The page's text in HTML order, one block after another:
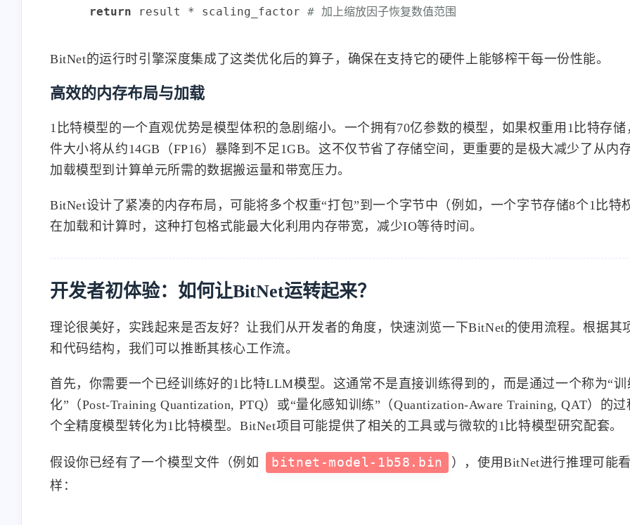
最近评论
stonewu
SSL证书😒</p>
11-13-2025
Ai69 API0 C++2 事件系统 容器
Rust 画符的道友
7 篇 31 篇
四月 2026
26篇
三月 2026
53篇
十二月 2025 十一月 2025
return result * scaling_factor # 加上缩放因子恢复数值范围
BitNet的运行时引擎深度集成了这类优化后的算子，确保在支持它的硬件上能够榨干每一份性能。
高效的内存布局与加载
1比特模型的一个直观优势是模型体积的急剧缩小。一个拥有70亿参数的模型，如果权重用1比特存储
件大小将从约14GB（FP16）暴降到不足1GB。这不仅节省了存储空间，更重要的是极大减少了从内
加载模型到计算单元所需的数据搬运量和带宽压力。
BitNet设计了紧凑的内存布局，可能将多个权重“打包”到一个字节中（例如，一个字节存储8个1比特
在加载和计算时，这种打包格式能最大化利用内存带宽，减少IO等待时间。
开发者初体验：如何让BitNet运转起来？
理论很美好，实践起来是否友好？让我们从开发者的角度，快速浏览一下BitNet的使用流程。根据其
和代码结构，我们可以推断其核心工作流。
首先，你需要一个已经训练好的1比特LLM模型。这通常不是直接训练得到的，而是通过一个称为“训
化”（Post-Training Quantization, PTQ）或“量化感知训练”（Quantization-Aware Training, QAT）的
个全精度模型转化为1比特模型。BitNet项目可能提供了相关的工具或与微软的1比特模型研究配套。
假设你已经有了一个模型文件（例如 bitnet-model-1b58.bin
），使用BitNet进行推理可能
样：